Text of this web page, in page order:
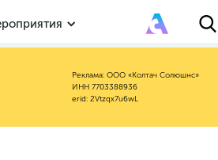
Реклама: ООО «Колтач Солюшнс»
ИНН 7703388936
erid: 2Vtzqx7u6wL